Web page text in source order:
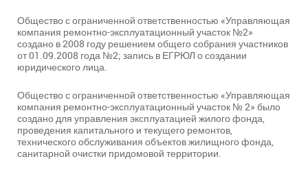
Общество с ограниченной ответственностью «Управляющая
компания ремонтно-эксплуатационный участок №2»
создано в 2008 году решением общего собрания участников
от 01.09.2008 года №2; запись в ЕГРЮЛ о создании
юридического лица.
Общество с ограниченной ответственностью «Управляющая
компания ремонтно-эксплуатационный участок № 2» было
создано для управления эксплуатацией жилого фонда,
проведения капитального и текущего ремонтов,
технического обслуживания объектов жилищного фонда,
санитарной очистки придомовой территории.